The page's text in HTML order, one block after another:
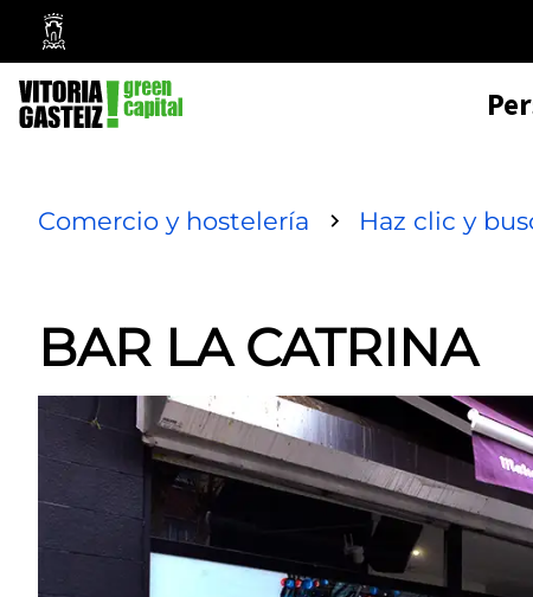
Mairie
de
Vitoria-
Gasteiz
Comercio y hostelería Haz clic y
BAR LA CATRINA